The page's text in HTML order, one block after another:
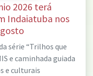
2026 terá
Indaiatuba nos
série “Trilhos que
e caminhada guiada
e culturais